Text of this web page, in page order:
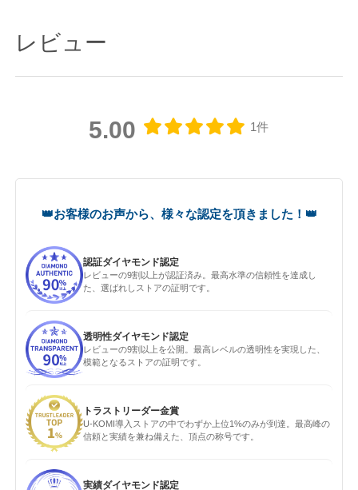
レビュー
5.00 1件
認証ダイヤモンド認定
レビューの9割以上が認証済み。最高水準の信頼性を達成し
た、選ばれしストアの証明です。
透明性ダイヤモンド認定
レビューの9割以上を公開。最高レベルの透明性を実現した、
模範となるストアの証明です。
トラストリーダー金賞
U-KOMI導入ストアの中でわずか上位1%のみが到達。最高峰の
信頼と実績を兼ね備えた、頂点の称号です。
実績ダイヤモンド認定